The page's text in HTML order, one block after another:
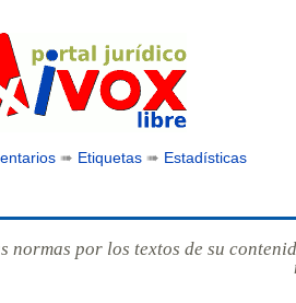
➠ Etiquetas➠ Estadísticas
normas por los textos de su